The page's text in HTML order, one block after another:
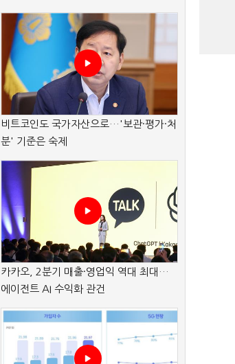
비트코인도 국가자산으로…'보관·평가·처
분' 기준은 숙제
카카오, 2분기 매출·영업익 역대 최대…
에이전트 AI 수익화 관건